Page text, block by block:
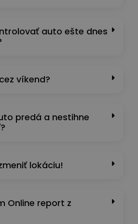
auto ešte dnes
víkend?
predá a nestihne
lokáciu!
Online report z